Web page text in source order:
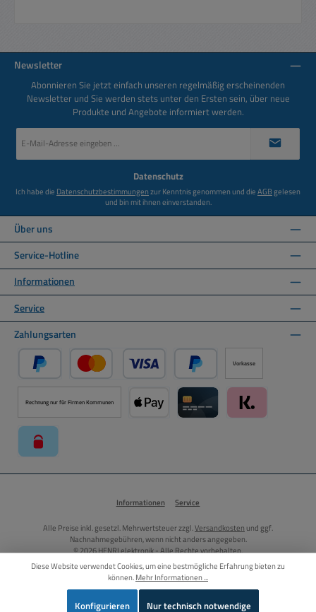
Newsletter
Abonnieren Sie jetzt einfach unseren regelmäßig erscheinenden
Newsletter und Sie werden stets unter den Ersten sein, über neue
Produkte und Angebote informiert werden.
Mail-
Datenschutz
Ich habe die Datenschutzbestimmungenzur Kenntnis genommen und dieAGBgelesen
und bin mit ihnen einverstanden.
Über uns
Service-Hotline
Informationen
Service
Zahlungsarten
PayPal Kredit- oder Debitkarte über PayPal
Später Bezahlen über PayPal
Vorkasse
Rechnung nur für Firmen Kommunen
Informationen Service
Alle Preise inkl. gesetzl. Mehrwertsteuer zzgl.Versandkosten und ggf.
Nachnahmegebühren, wenn nicht anders angegeben.
© 2026 HENRI elektronik - Alle Rechte vorbehalten.
Vertrag widerrufen
Diese Website verwendet Cookies, um eine bestmögliche Erfahrung bieten zu
können.Mehr Informationen ...
Nur technisch notwendige
Konfigurieren